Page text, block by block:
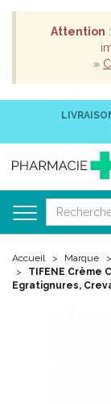
Attention
»
Accueil Marque
TIFENE Crème
Egratignures,